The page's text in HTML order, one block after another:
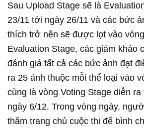
Sau Upload Stage sẽ là
23/11 tới ngày 26/11 và các bức
thích trở nên sẽ được lọt vào
Evaluation Stage, các giám khảo
đánh giá tất cả các bức ảnh đạt
ra 25 ảnh thuộc mỗi thể loại vào
cùng là vòng Voting Stage diễn
ngày 6/12. Trong vòng ngày,
thăm trang chủ cuộc thi để bình